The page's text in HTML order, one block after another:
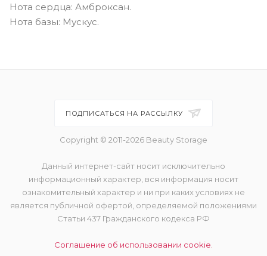
Нота сердца: Амброксан.
Нота базы: Мускус.
ПОДПИСАТЬСЯ НА РАССЫЛКУ
Copyright © 2011-2026 Beauty Storage
Данный интернет-сайт носит исключительно
информационный характер, вся информация носит
ознакомительный характер и ни при каких условиях не
является публичной офертой, определяемой положениями
Статьи 437 Гражданского кодекса РФ
Соглашение об использовании cookie.